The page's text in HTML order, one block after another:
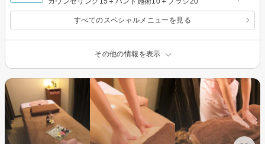
すべてのスペシャルメニューを見る
その他の情報を表示